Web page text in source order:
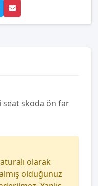
seat skoda ön far
olarak
olduğunuz